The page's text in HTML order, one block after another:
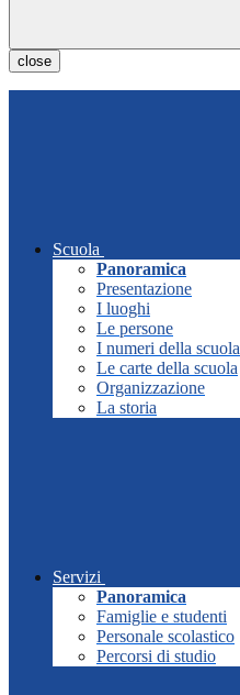
close
Scuola
Panoramica
Presentazione
I luoghi
Le persone
I numeri della scuola
Le carte della scuola
Organizzazione
La storia
Servizi
Panoramica
Famiglie e studenti
Personale scolastico
Percorsi di studio